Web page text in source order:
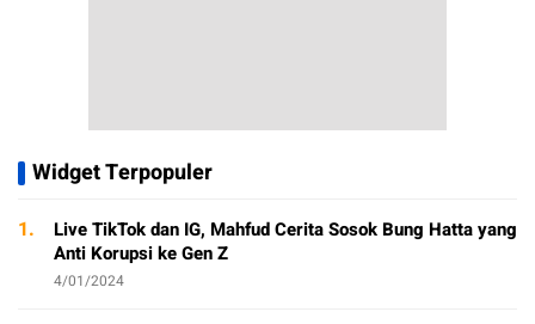
Widget Terpopuler
1.
Live TikTok dan IG, Mahfud Cerita Sosok Bung Hatta yang
Anti Korupsi ke Gen Z
4/01/2024